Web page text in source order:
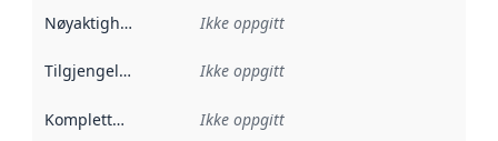
Nøyaktighet Ikke oppgitt
Tilgjengelighet Ikke oppgitt
Kompletthet Ikke oppgitt